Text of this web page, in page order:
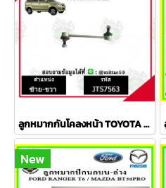
ลูกหมากกันโคลงหน้า TOYOTA AVANZA อเวนซ่า ปี 04-11ชุดช่วงล่าง TRW ราคาต่อคู่
New